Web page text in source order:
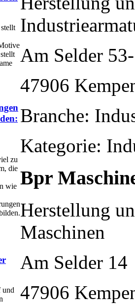
zu
die
wie
und
Am Selder
47906
Branche:
Kategorie:
Bpr
Herstellung
Maschinen
Am Selder 14
47906